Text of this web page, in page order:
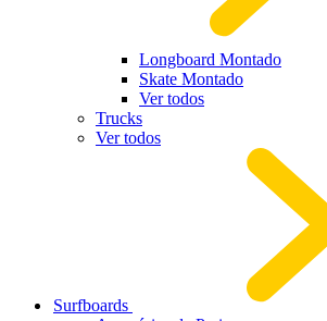
Longboard Montado
Skate Montado
Ver todos
Trucks
Ver todos
Surfboards